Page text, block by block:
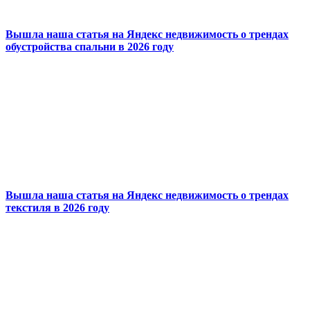
Вышла наша статья на Яндекс недвижимость о трендах
обустройства спальни в 2026 году
Вышла наша статья на Яндекс недвижимость о трендах
текстиля в 2026 году